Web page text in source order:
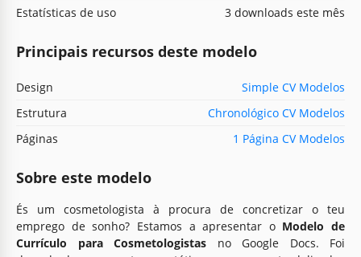
Estatísticas de uso
3 downloads este mês
Principais recursos deste modelo
Design
Simple CV Modelos
Estrutura
Chronológico CV Modelos
Páginas
1 Página CV Modelos
Sobre este modelo
És um cosmetologista à procura de concretizar o teu
emprego de sonho? Estamos a apresentar o Modelo de
Currículo para Cosmetologistas no Google Docs. Foi